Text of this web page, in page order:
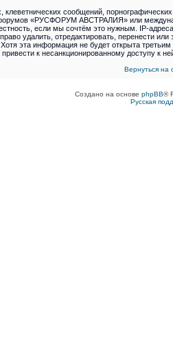
сообщений,
форумов «РУСФОРУМ АВСТРАЛИЯ» или
если мы сочтём это нужным. IP-
удалить, отредактировать, перенести
эта информация не будет открыта
к несанкционированному доступу к
Вернуться на
Создано на основе phpBB®
Русская